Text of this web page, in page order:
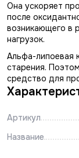
Она ускоряет
после
возникающего в
нагрузок.
Альфа-липоевая
старения.
средство для
Артикул
Название